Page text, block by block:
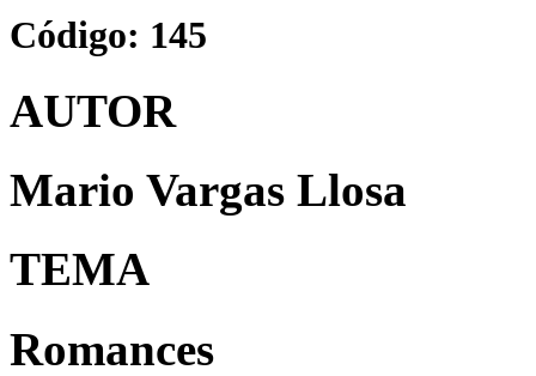
Código: 145
AUTOR
Mario Vargas Llosa
TEMA
Romances